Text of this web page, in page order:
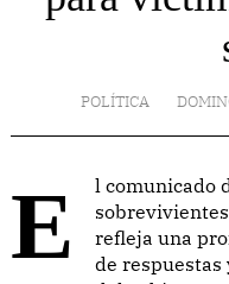
POLÍTICA
El comunicado de los familiares de víctimas y
refleja una
de respuestas